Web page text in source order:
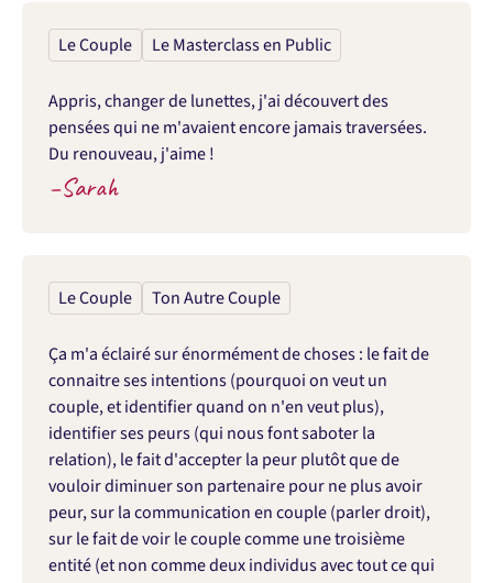
Le Couple Le Masterclass en Public
Appris, changer de lunettes, j'ai découvert des
pensées qui ne m'avaient encore jamais traversées.
Du renouveau, j'aime !
–Sarah
Le Couple Ton Autre Couple
Ça m'a éclairé sur énormément de choses : le fait de
connaitre ses intentions (pourquoi on veut un
couple, et identifier quand on n'en veut plus),
identifier ses peurs (qui nous font saboter la
relation), le fait d'accepter la peur plutôt que de
vouloir diminuer son partenaire pour ne plus avoir
peur, sur la communication en couple (parler droit),
sur le fait de voir le couple comme une troisième
entité (et non comme deux individus avec tout ce qui